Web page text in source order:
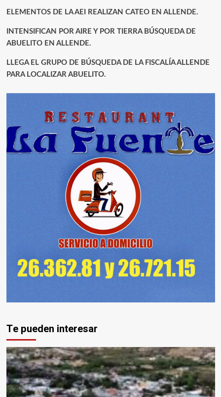
ELEMENTOS DE LA AEI REALIZAN CATEO EN ALLENDE.
INTENSIFICAN POR AIRE Y POR TIERRA BÚSQUEDA DE
ABUELITO EN ALLENDE.
LLEGA EL GRUPO DE BÚSQUEDA DE LA FISCALÍA ALLENDE
PARA LOCALIZAR ABUELITO.
Te pueden interesar